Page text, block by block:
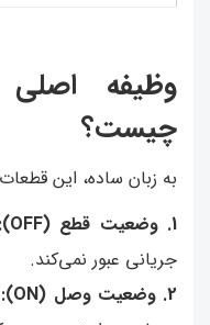
وظیفه
چیست؟
به زبان ساده، این
1. وضعیت قطع (OFF):
جریانی عبور نمی‌کند.
2. وضعیت وصل (ON):